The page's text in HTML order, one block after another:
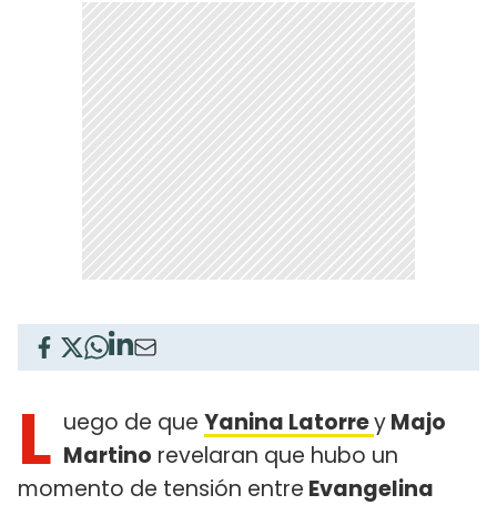
L uego de que Yanina LatorreyMajo
Martino revelaran que hubo un
momento de tensión entre Evangelina